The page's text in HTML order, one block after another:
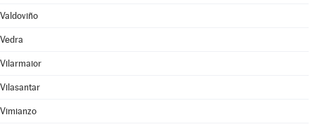
Valdoviño
Vedra
Vilarmaior
Vilasantar
Vimianzo